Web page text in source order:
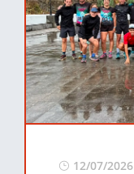
12/07/2026